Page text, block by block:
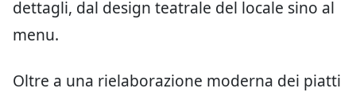
dettagli, dal design teatrale del locale sino al
menu.
Oltre a una rielaborazione moderna dei piatti